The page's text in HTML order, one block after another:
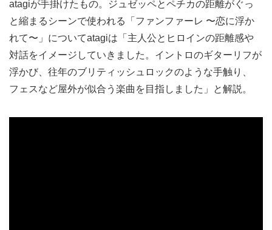
atagiが手掛けたもの。ジュゼッペとペチカの距離がぐっ
と縮まるシーンで使われる「ファンファーレ 〜恋に浮か
れて〜」についてatagiは「主人公とヒロインの距離感や
対話をイメージしていきました。イントロのギターリフが
浮かび、往年のブリティッシュロックのような手触り、
フェスなど屋外が似合う楽曲を目指しました」と解説。